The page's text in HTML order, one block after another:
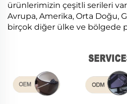
ürünlerimizin çeşitli serileri
Avrupa, Amerika, Orta Doğu,
birçok diğer ülke ve bölgede